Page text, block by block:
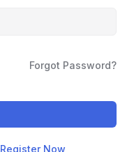
Forgot Password?
Register Now